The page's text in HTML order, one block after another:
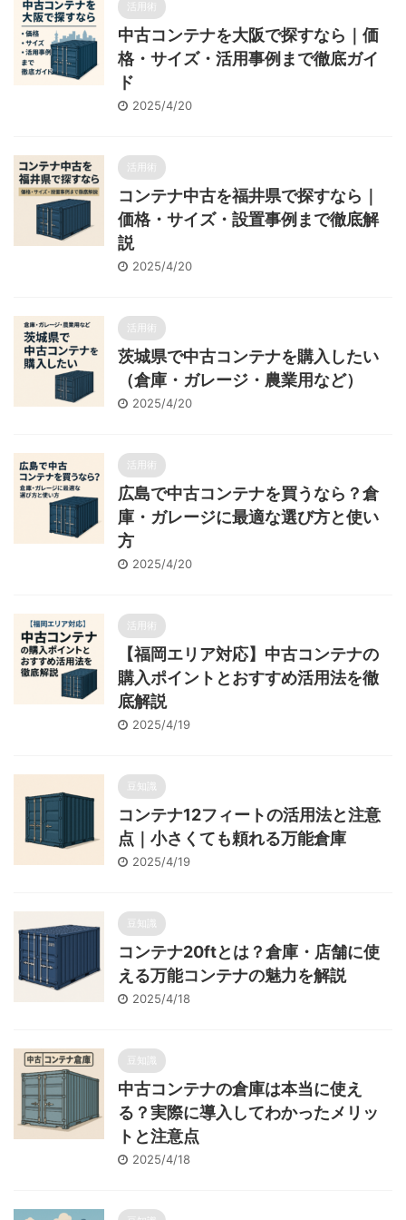
活用術
中古コンテナを大阪で探すなら｜価
格・サイズ・活用事例まで徹底ガイ
ド
2025/4/20
活用術
コンテナ中古を福井県で探すなら｜
価格・サイズ・設置事例まで徹底解
説
2025/4/20
活用術
茨城県で中古コンテナを購入したい
（倉庫・ガレージ・農業用など）
2025/4/20
活用術
広島で中古コンテナを買うなら？倉
庫・ガレージに最適な選び方と使い
方
2025/4/20
活用術
【福岡エリア対応】中古コンテナの
購入ポイントとおすすめ活用法を徹
底解説
2025/4/19
豆知識
コンテナ12フィートの活用法と注意
点｜小さくても頼れる万能倉庫
2025/4/19
豆知識
コンテナ20ftとは？倉庫・店舗に使
える万能コンテナの魅力を解説
2025/4/18
豆知識
中古コンテナの倉庫は本当に使え
る？実際に導入してわかったメリッ
トと注意点
2025/4/18